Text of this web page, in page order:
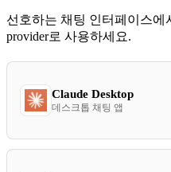
선호하는 채팅 인터페이스에
provider로 사용하세요.
Claude Desktop
데스크톱 채팅 앱